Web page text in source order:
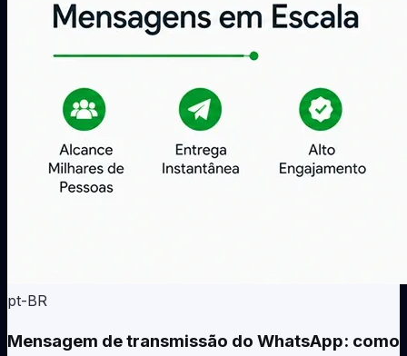
pt-BR
Mensagem de transmissão do WhatsApp: como